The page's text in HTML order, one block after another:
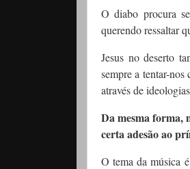
O diabo procura
querendo ressaltar
Jesus no deserto
sempre a tentar-
através de
Da mesma forma,
certa adesão ao
O tema da música